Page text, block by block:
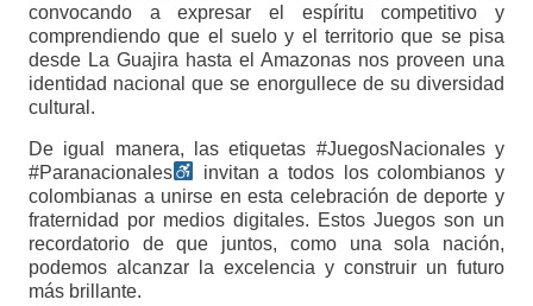
convocando a expresar el espíritu competitivo y
comprendiendo que el suelo y el territorio que se pisa
desde La Guajira hasta el Amazonas nos proveen una
identidad nacional que se enorgullece de su diversidad
cultural.
De igual manera, las etiquetas #JuegosNacionales y
#Paranacionales
invitan a todos los colombianos y
colombianas a unirse en esta celebración de deporte y
fraternidad por medios digitales. Estos Juegos son un
recordatorio de que juntos, como una sola nación,
podemos alcanzar la excelencia y construir un futuro
más brillante.